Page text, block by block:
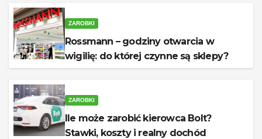
ZAROBKI
Rossmann – godziny otwarcia w
wigilię: do której czynne są sklepy?
ZAROBKI
Ile może zarobić kierowca Bolt?
Stawki, koszty i realny dochód